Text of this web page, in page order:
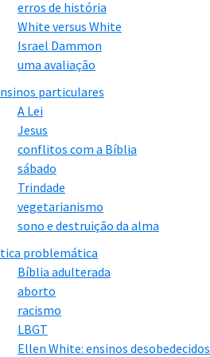
erros de história
White versus White
Israel Dammon
uma avaliação
particulares
A Lei
Jesus
conflitos com a Bíblia
sábado
Trindade
vegetarianismo
sono e destruição da alma
problemática
Bíblia adulterada
aborto
racismo
LBGT
Ellen White: ensinos desobedecidos